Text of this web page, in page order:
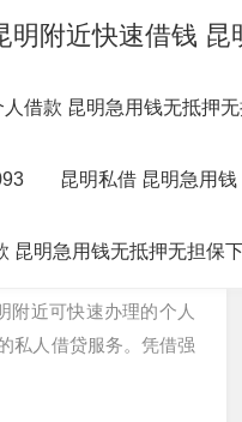
附近快速借钱
借款 昆明急用钱无抵押
昆明私借 昆明急用
昆明急用钱无抵押无担保
昆明借款 昆明
附近可快速办理的个人
私人借贷服务。凭借强